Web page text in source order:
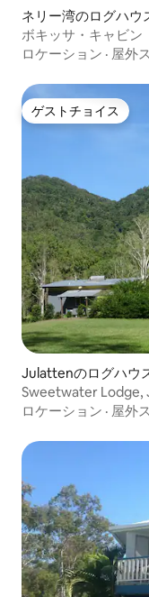
ネリー湾のログハウ
ロケーション · 屋外
ゲストチョイス
ゲストチョイス
Julattenのログハウ
Sweetwater Lodge,
ロケーション · 屋外